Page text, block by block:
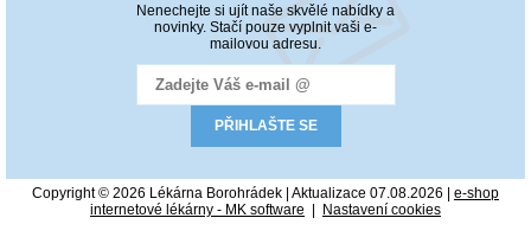
Nenechejte si ujít naše skvělé nabídky a
novinky. Stačí pouze vyplnit vaši e-
mailovou adresu.
Copyright © 2026 Lékárna Borohrádek | Aktualizace 07.08.2026 | e-shop
internetové lékárny - MK software
Nastavení cookies